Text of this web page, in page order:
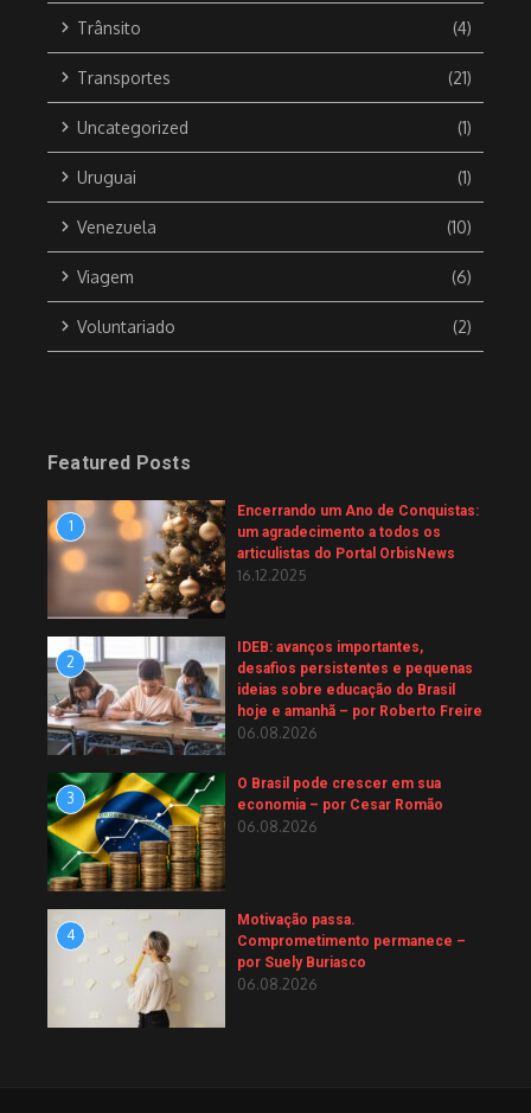
Trânsito (4)
Transportes (21)
Uncategorized (1)
Uruguai (1)
Venezuela (10)
Viagem (6)
Voluntariado (2)
Featured Posts
1
Encerrando um Ano de Conquistas:
um agradecimento a todos os
articulistas do Portal OrbisNews
16.12.2025
2
IDEB: avanços importantes,
desafios persistentes e pequenas
ideias sobre educação do Brasil
hoje e amanhã – por Roberto Freire
06.08.2026
3
O Brasil pode crescer em sua
economia – por Cesar Romão
06.08.2026
4
Motivação passa.
Comprometimento permanece –
por Suely Buriasco
06.08.2026